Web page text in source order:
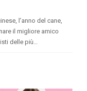
l’anno del cane,
il migliore amico
delle più…